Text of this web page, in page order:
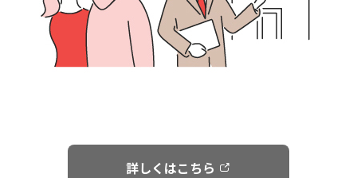
詳しくはこちら